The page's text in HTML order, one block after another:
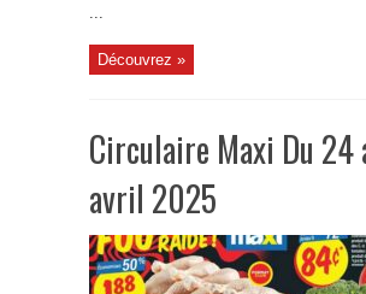
...
Découvrez »
Circulaire Maxi Du 24
avril 2025